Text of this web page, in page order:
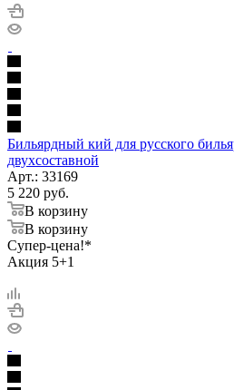
Бильярдный кий для русского
двухсоставной
Арт.: 33169
5 220 руб.
В корзину
В корзину
Супер-цена!*
Акция 5+1